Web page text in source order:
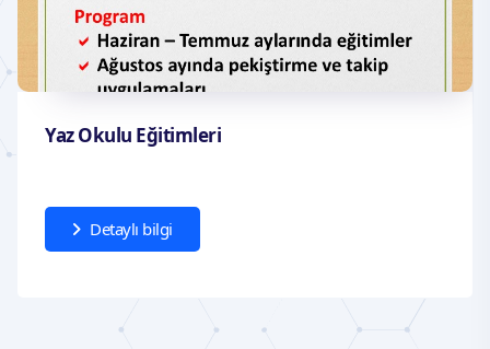
Eczane Gelişim Okulu Şubat 2026 Eğitimleri
Detaylı bilgi